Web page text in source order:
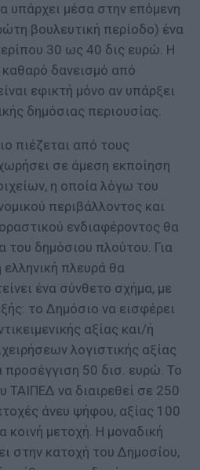
υπάρχει μέσα στην επόμενη
βουλευτική περίοδο) ένα
30 ως 40 δις ευρώ. Η
δανεισμό από
εφικτή μόνο αν υπάρξει
δημόσιας περιουσίας.
πιέζεται από τους
σε άμεση εκποίηση
η οποία λόγω του
περιβάλλοντος και
ενδιαφέροντος θα
του δημόσιου πλούτου. Για
πλευρά θα
ένα σύνθετο σχήμα, με
το Δημόσιο να εισφέρει
αξίας και/ή
λογιστικής αξίας
προσέγγιση 50 δισ. ευρώ. Το
ΤΑΙΠΕΔ να διαιρεθεί σε 250
άνευ ψήφου, αξίας 100
κοινή μετοχή. Η μοναδική
στην κατοχή του Δημοσίου,